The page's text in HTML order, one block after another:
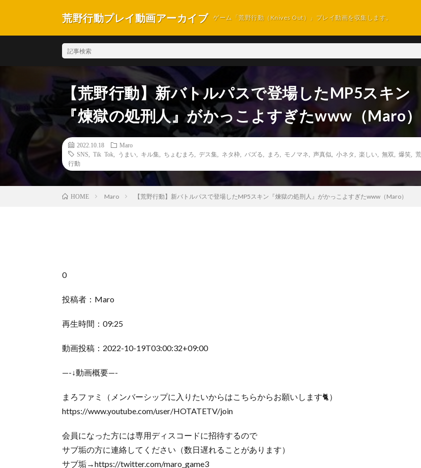
荒野行動プレイ動画アーカイブ ゲーム「荒野行動（Knives Out）」プレイ動画を収集します。
【荒野行動】新バトルパスで登場したMP5スキン
『煉獄の処刑人』がかっこよすぎたwww（Maro）
2022.10.18
Maro
SNS
Tik Tok うまい キル集 ちょむまろ デス集 ネタ枠 バズる まろ モノマネ 声真似 小ネタ 楽しい 無双 爆笑
行動
HOME Maro 【荒野行動】新バトルパスで登場したMP5スキン『煉獄の処刑人』がかっこよすぎたwww（Maro）
0
投稿者：Maro
再生時間：09:25
動画投稿：2022-10-19T03:00:32+09:00
—-↓動画概要—-
まろファミ（メンバーシップに入りたいからはこちらからお願いします🐈）
https://www.youtube.com/user/HOTATETV/join
会員になった方には専用ディスコードに招待するので
サブ垢の方に連絡してください（数日遅れることがあります）
サブ垢→https://twitter.com/maro_game3